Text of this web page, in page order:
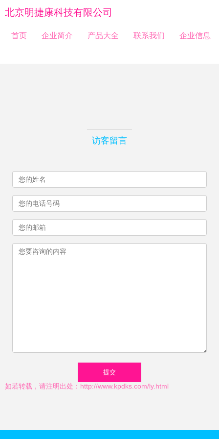
北京明捷康科技有限公司
首页 企业简介 产品大全 联系我们 企业信息
访客留言
如若转载，请注明出处：http://www.kpdks.com/ly.html